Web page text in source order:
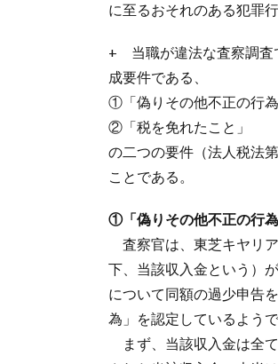
に至るおそれのある犯罪行
+ 当職が違法な査察調査
成要件である、
①「偽りその他不正の行為
②「税を免れたこと」
の二つの要件（法人税法
ことである。
①「偽りその他不正の行
査察官は、東芝キヤリ
下、当該収入金という）
について同額の過少申告
為」を認定しているよう
まず、当該収入金は全